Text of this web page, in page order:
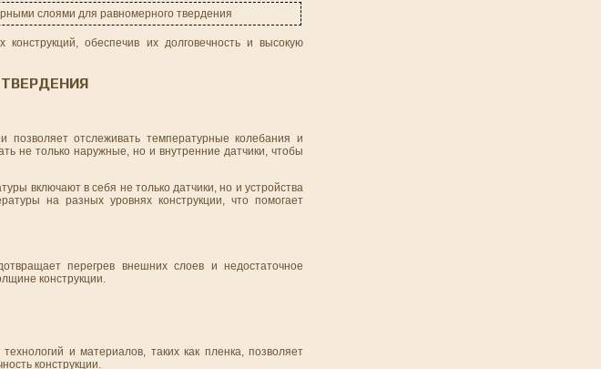
слоями для равномерного твердения
обеспечив их долговечность и высокую
позволяет отслеживать температурные колебания и
не только наружные, но и внутренние датчики, чтобы
включают в себя не только датчики, но и устройства
на разных уровнях конструкции, что помогает
перегрев внешних слоев и недостаточное
конструкции.
и материалов, таких как пленка, позволяет
конструкции.